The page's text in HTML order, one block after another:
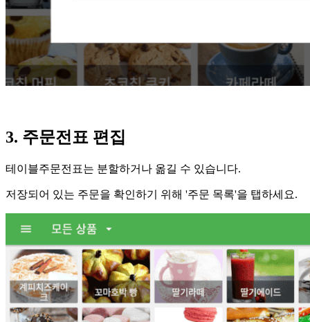
3. 주문전표 편집
테이블주문전표는 분할하거나 옮길 수 있습니다.
저장되어 있는 주문을 확인하기 위해 '주문 목록'을 탭하세요.